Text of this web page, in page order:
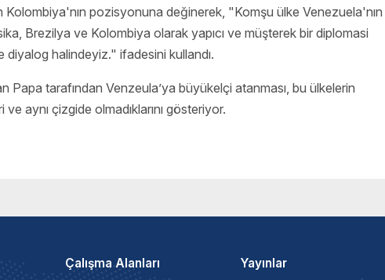
Kolombiya'nın pozisyonuna değinerek, "Komşu ülke Venezuela'nın
Brezilya ve Kolombiya olarak yapıcı ve müşterek bir diplomasi
halindeyiz." ifadesini kullandı.
Papa tarafından Venzeula’ya büyükelçi atanması, bu ülkelerin
aynı çizgide olmadıklarını gösteriyor.
Çalışma Alanları Yayınlar